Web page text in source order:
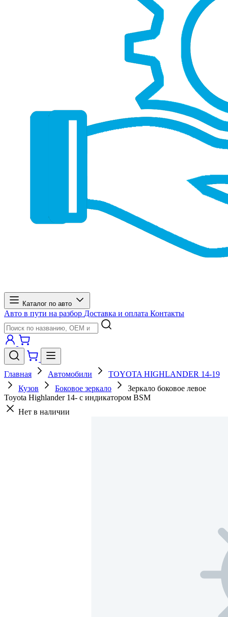
Каталог по авто
Авто в пути на разбор Доставка и оплата Контакты
Главная Автомобили
TOYOTA HIGHLANDER 14-19
Кузов
Боковое зеркало
Зеркало боковое левое
Toyota Highlander 14- с индикатором BSM
Нет в наличии